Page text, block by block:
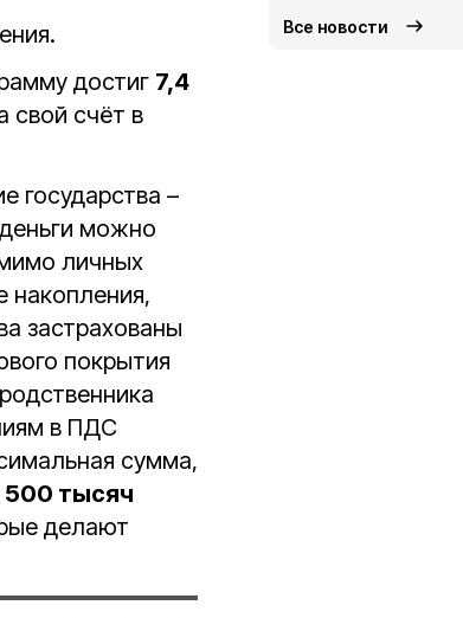
достиг 7,4
свой счёт в
государства –
можно
личных
накопления,
застрахованы
покрытия
в ПДС
сумма,
тысяч
делают
Все новости